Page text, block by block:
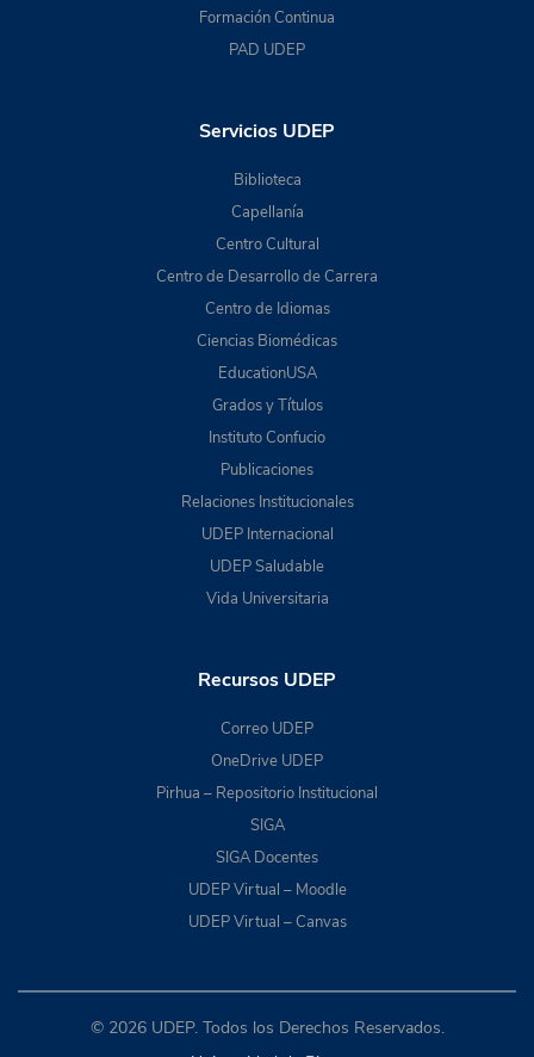
Formación Continua
PAD UDEP
Servicios UDEP
Biblioteca
Capellanía
Centro Cultural
Centro de Desarrollo de Carrera
Centro de Idiomas
Ciencias Biomédicas
EducationUSA
Grados y Títulos
Instituto Confucio
Publicaciones
Relaciones Institucionales
UDEP Internacional
UDEP Saludable
Vida Universitaria
Recursos UDEP
Correo UDEP
OneDrive UDEP
Pirhua – Repositorio Institucional
SIGA
SIGA Docentes
UDEP Virtual – Moodle
UDEP Virtual – Canvas
© 2026 UDEP. Todos los Derechos Reservados.